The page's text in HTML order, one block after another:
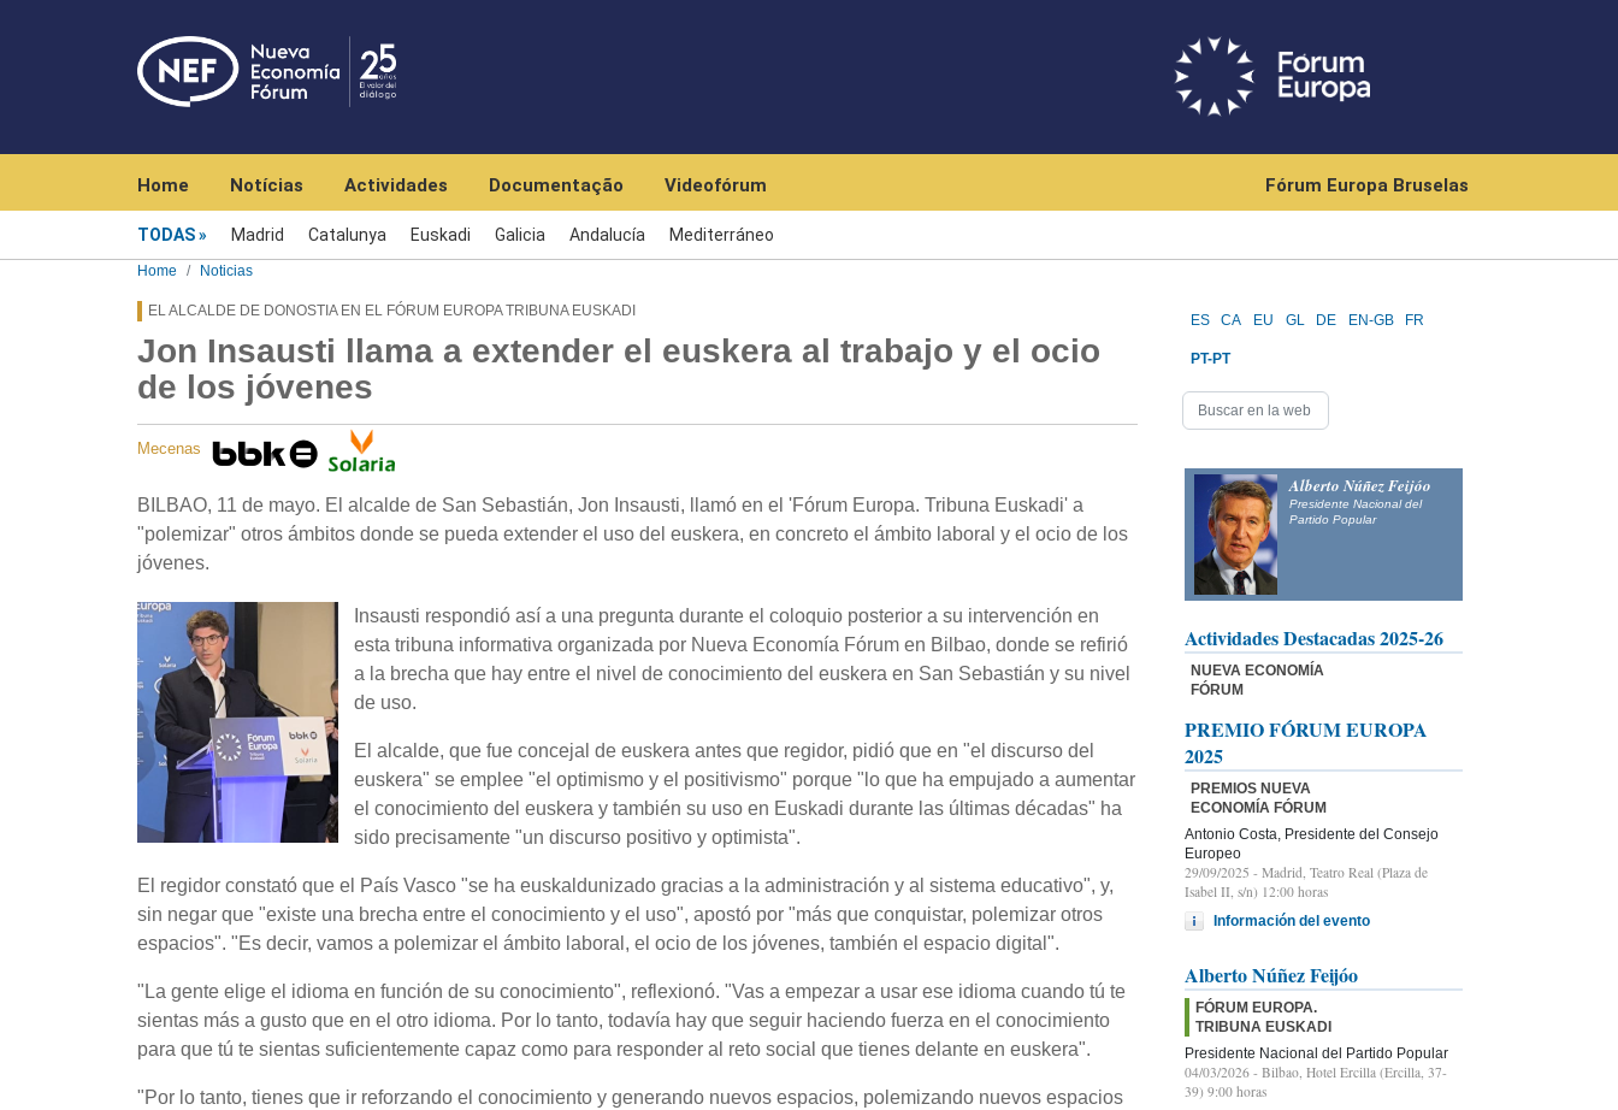
Home Notícias Actividades Documentação Videofórum Fórum Europa Bruselas
TODAS Madrid Catalunya Euskadi Galicia Andalucía Mediterráneo
Home Noticias
EL ALCALDE DE DONOSTIA EN EL FÓRUM EUROPA TRIBUNA EUSKADI
Jon Insausti llama a extender el euskera al trabajo y el ocio
de los jóvenes
Mecenas
BILBAO, 11 de mayo. El alcalde de San Sebastián, Jon Insausti, llamó en el 'Fórum Europa. Tribuna Euskadi' a
"polemizar" otros ámbitos donde se pueda extender el uso del euskera, en concreto el ámbito laboral y el ocio de los
jóvenes.
Insausti respondió así a una pregunta durante el coloquio posterior a su intervención en
esta tribuna informativa organizada por Nueva Economía Fórum en Bilbao, donde se refirió
a la brecha que hay entre el nivel de conocimiento del euskera en San Sebastián y su nivel
de uso.
El alcalde, que fue concejal de euskera antes que regidor, pidió que en "el discurso del
euskera" se emplee "el optimismo y el positivismo" porque "lo que ha empujado a aumentar
el conocimiento del euskera y también su uso en Euskadi durante las últimas décadas" ha
sido precisamente "un discurso positivo y optimista".
El regidor constató que el País Vasco "se ha euskaldunizado gracias a la administración y al sistema educativo", y,
sin negar que "existe una brecha entre el conocimiento y el uso", apostó por "más que conquistar, polemizar otros
espacios". "Es decir, vamos a polemizar el ámbito laboral, el ocio de los jóvenes, también el espacio digital".
"La gente elige el idioma en función de su conocimiento", reflexionó. "Vas a empezar a usar ese idioma cuando tú te
sientas más a gusto que en el otro idioma. Por lo tanto, todavía hay que seguir haciendo fuerza en el conocimiento
para que tú te sientas suficientemente capaz como para responder al reto social que tienes delante en euskera".
"Por lo tanto, tienes que ir reforzando el conocimiento y generando nuevos espacios, polemizando nuevos espacios
ES CA EU GL DE EN-GB FR
PT-PT
Alberto Núñez Feijóo
Presidente Nacional del
Partido Popular
Actividades Destacadas 2025-26
NUEVA ECONOMÍA
FÓRUM
PREMIO FÓRUM EUROPA
2025
PREMIOS NUEVA
ECONOMÍA FÓRUM
Antonio Costa, Presidente del Consejo
Europeo
29/09/2025 - Madrid, Teatro Real (Plaza de
Isabel II, s/n) 12:00 horas
Información del evento
Alberto Núñez Feijóo
FÓRUM EUROPA.
TRIBUNA EUSKADI
Presidente Nacional del Partido Popular
04/03/2026 - Bilbao, Hotel Ercilla (Ercilla, 37-
39) 9:00 horas